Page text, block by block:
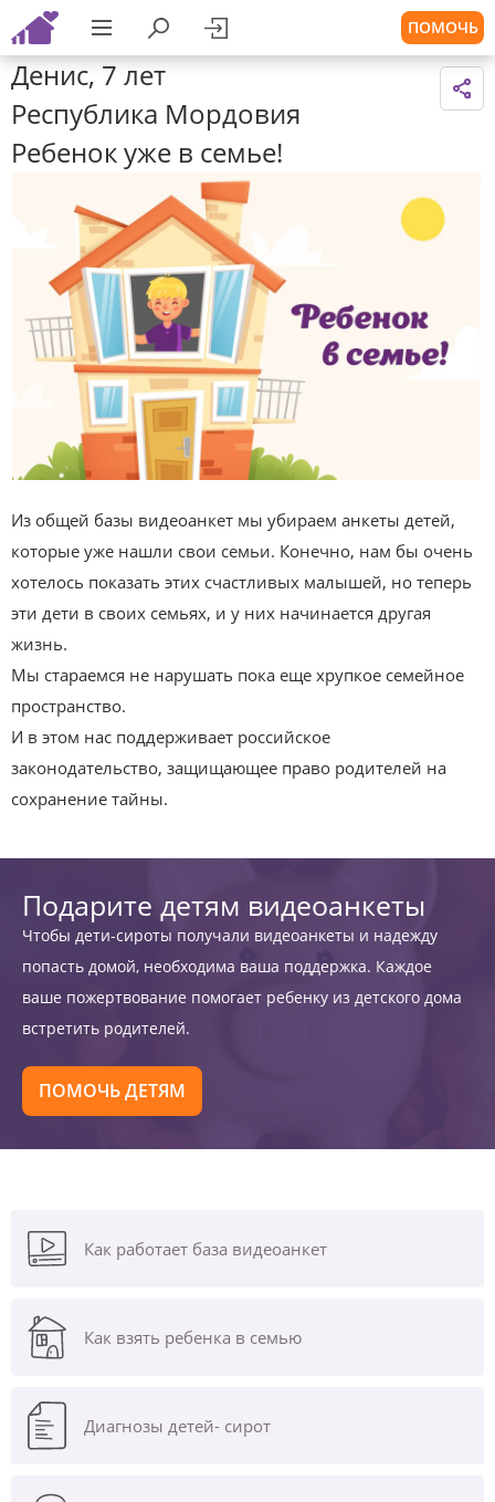
ПОМОЧЬ
Денис, 7 лет
Республика Мордовия
Ребенок уже в семье!
Из общей базы видеоанкет мы убираем анкеты детей,
которые уже нашли свои семьи. Конечно, нам бы очень
хотелось показать этих счастливых малышей, но теперь
эти дети в своих семьях, и у них начинается другая
жизнь.
Мы стараемся не нарушать пока еще хрупкое семейное
пространство.
И в этом нас поддерживает российское
законодательство, защищающее право родителей на
сохранение тайны.
Подарите детям видеоанкеты
Чтобы дети-сироты получали видеоанкеты и надежду
попасть домой, необходима ваша поддержка. Каждое
ваше пожертвование помогает ребенку из детского дома
встретить родителей.
ПОМОЧЬ ДЕТЯМ
Как работает база видеоанкет
Как взять ребенка в семью
Диагнозы детей- сирот